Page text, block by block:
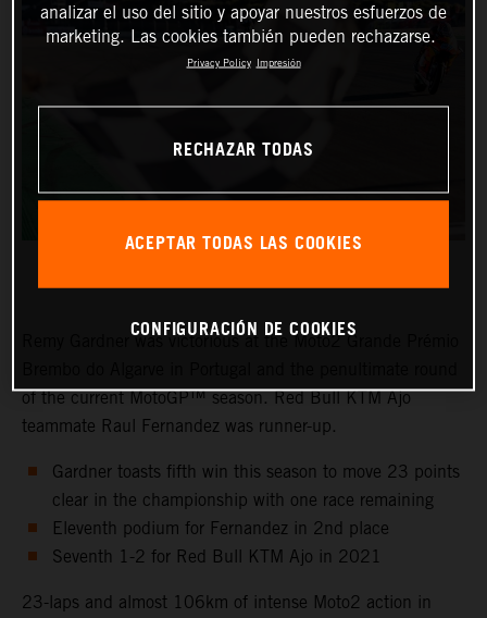
Remy Gardner was victorious at the Moto2 Grande Prémio
of the current MotoGP™ season. Red Bull KTM Ajo
teammate Raul Fernandez was runner-up.
Gardner toasts fifth win this season to move 23 points
clear in the championship with one race remaining
Eleventh podium for Fernandez in 2nd place
Seventh 1-2 for Red Bull KTM Ajo in 2021
23-laps and almost 106km of intense Moto2 action in
analizar el uso del sitio y apoyar nuestros esfuerzos de
marketing. Las cookies también pueden rechazarse.
Privacy Policy Impresión
RECHAZAR TODAS
ACEPTAR TODAS LAS COOKIES
CONFIGURACIÓN DE COOKIES